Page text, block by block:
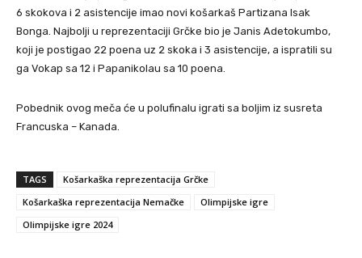
6 skokova i 2 asistencije imao novi košarkaš Partizana Isak
Bonga. Najbolji u reprezentaciji Grčke bio je Janis Adetokumbo,
koji je postigao 22 poena uz 2 skoka i 3 asistencije, a ispratili su
ga Vokap sa 12 i Papanikolau sa 10 poena.
Pobednik ovog meča će u polufinalu igrati sa boljim iz susreta
Francuska – Kanada.
TAGS
Košarkaška reprezentacija Grčke
Košarkaška reprezentacija Nemačke
Olimpijske igre
Olimpijske igre 2024